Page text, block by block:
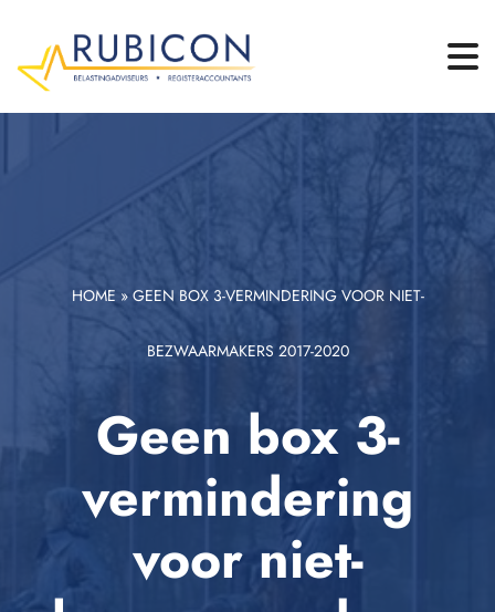
HOME » GEEN BOX 3-VERMINDERING VOOR NIET-
BEZWAARMAKERS 2017-2020
Geen box 3-
vermindering
voor niet-